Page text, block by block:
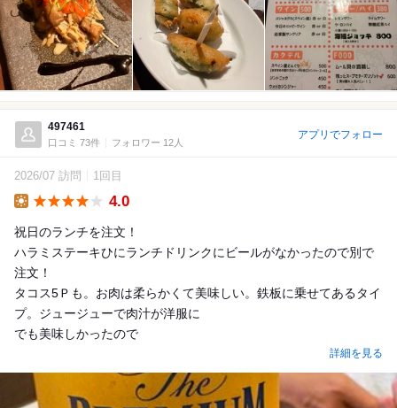
497461
口コミ 73件 フォロワー 12人
アプリでフォロー
2026/07 訪問 1回目
4.0
祝日のランチを注文！
ハラミステーキひにランチドリンクにビールがなかったので別で
注文！
タコス5Ｐも。お肉は柔らかくて美味しい。鉄板に乗せてあるタイ
プ。ジュージューで肉汁が洋服に
でも美味しかったので
詳細を見る